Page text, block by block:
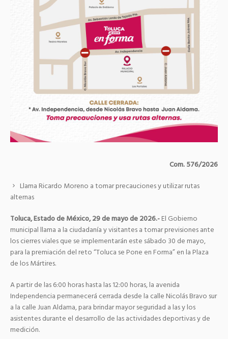
Com. 576/2026
Llama Ricardo Moreno a tomar precauciones y utilizar rutas
alternas
Toluca, Estado de México, 29 de mayo de 2026.-El Gobierno
municipal llama a la ciudadanía y visitantes a tomar previsiones ante
los cierres viales que se implementarán este sábado 30 de mayo,
para la premiación del reto “Toluca se Pone en Forma” en la Plaza
de los Mártires.
A partir de las 6:00 horas hasta las 12:00 horas, la avenida
Independencia permanecerá cerrada desde la calle Nicolás Bravo sur
a la calle Juan Aldama, para brindar mayor seguridad a las y los
asistentes durante el desarrollo de las actividades deportivas y de
medición.